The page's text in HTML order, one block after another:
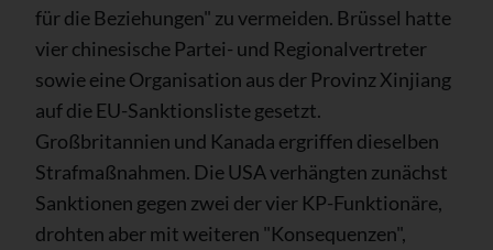
für die Beziehungen" zu vermeiden. Brüssel hatte
vier chinesische Partei- und Regionalvertreter
sowie eine Organisation aus der Provinz Xinjiang
auf die EU-Sanktionsliste gesetzt.
Großbritannien und Kanada ergriffen dieselben
Strafmaßnahmen. Die USA verhängten zunächst
Sanktionen gegen zwei der vier KP-Funktionäre,
drohten aber mit weiteren "Konsequenzen",